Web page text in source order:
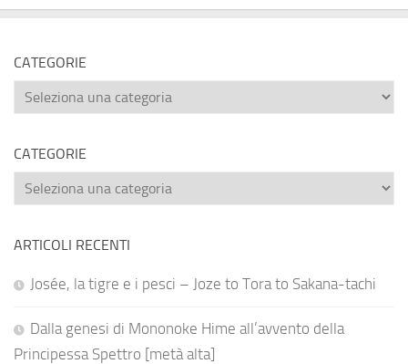
CATEGORIE
Categorie
CATEGORIE
Categorie
ARTICOLI RECENTI
Josée, la tigre e i pesci – Joze to Tora to Sakana-tachi
Dalla genesi di Mononoke Hime all’avvento della
Principessa Spettro [metà alta]